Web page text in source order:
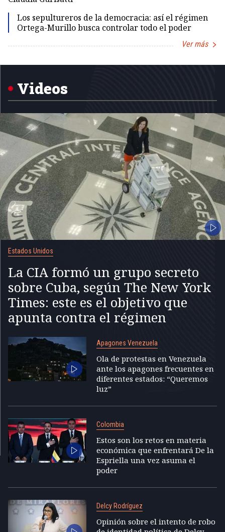
Los sepultureros de la democracia: así el régimen
Ortega-Murillo busca controlar todo el poder
Ver más
1
Videos
Estados Unidos
La CIA formó un grupo secreto
sobre Cuba, según The New York
Times: este es el objetivo que
apunta contra el régimen
Apagones Venezuela
Ola de protestas en Venezuela
ante los apagones frecuentes en
diferentes estados: “Queremos
luz”
Colombia
Estos son los retos en materia
económica que enfrentará De la
Espriella una vez asuma el
poder
Delcy Rodríguez
Opinión sobre el intento de robo